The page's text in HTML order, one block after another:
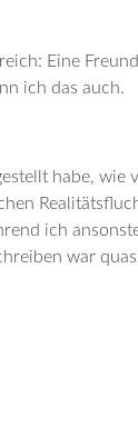
Eine
ich das auch.
habe, wie
ich
war